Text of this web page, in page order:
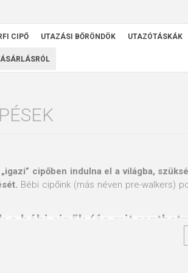
CIPŐ UTAZÁSI BŐRÖNDÖK UTAZÓTÁSKÁK
cipőben indulna el a világba,
Bébi cipőink (más néven pre-walkers)
a bébi cipők (és mit